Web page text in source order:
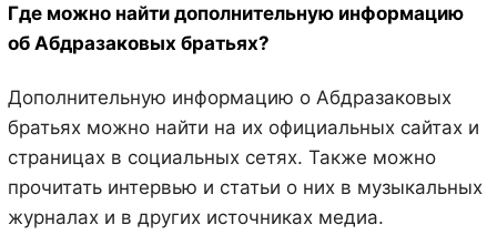
Где можно найти дополнительную информацию
об Абдразаковых братьях?
Дополнительную информацию о Абдразаковых
братьях можно найти на их официальных сайтах и
страницах в социальных сетях. Также можно
прочитать интервью и статьи о них в музыкальных
журналах и в других источниках медиа.